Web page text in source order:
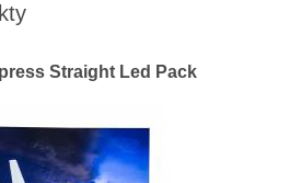
Straight Led Pack